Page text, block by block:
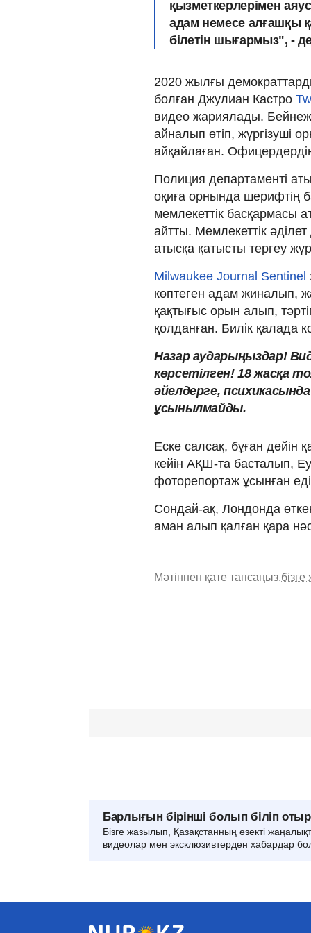
қызметкерлерімен
адам немесе алғашқы
білетін шығармыз", -
2020 жылғы
болған Джулиан Кастро
видео жариялады.
айналып өтіп, жүргізуші
айқайлаған.
Полиция департаменті
оқиға орнында шерифтің
мемлекеттік басқармасы
айтты. Мемлекеттік
атысқа қатысты тергеу
Milwaukee Journal Sentinel
көптеген адам жиналып,
қақтығыс орын алып,
қолданған. Билік қалада
Назар аударыңыздар!
көрсетілген! 18 жасқа
әйелдерге,
ұсынылмайды.
Еске салсақ, бұған дейін
кейін АҚШ-та басталып,
фоторепортаж ұсынған
Сондай-ақ, Лондонда
аман алып қалған қара
Мәтіннен қате тапсаңыз,
Барлығын бірінші болып біліп
Бізге жазылып, Қазақстанның өзекті
видеолар мен эксклюзивтерден хабардар